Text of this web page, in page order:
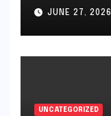
JUNE 27, 2026
UNCATEGORIZED